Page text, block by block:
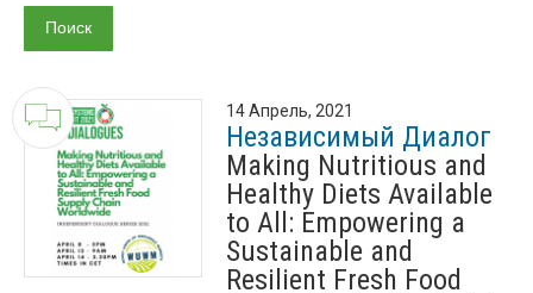
14 Апрель, 2021
Независимый Диалог
Making Nutritious and
Healthy Diets Available
to All: Empowering a
Sustainable and
Resilient Fresh Food